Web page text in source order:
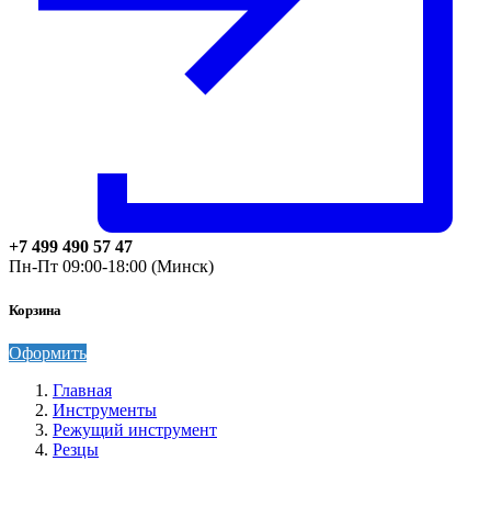
+7 499 490 57 47
Пн-Пт 09:00-18:00 (Минск)
Корзина
Оформить
Главная
Инструменты
Режущий инструмент
Резцы